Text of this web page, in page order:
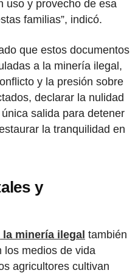
uso y provecho de esa
familias”, indicó.
que estos documentos
a la minería ilegal,
y la presión sobre
declarar la nulidad
salida para detener
la tranquilidad en
y
la minería ilegal también
los medios de vida
agricultores cultivan